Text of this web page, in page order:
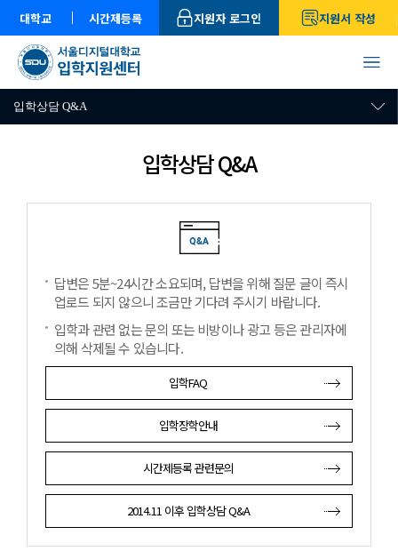
대학교 시간제등록 지원자 로그인 지원서 작성
입학상담 Q&A
입학상담 Q&A
답변은 5분~24시간 소요되며, 답변을 위해 질문 글이 즉시
업로드 되지 않으니 조금만 기다려 주시기 바랍니다.
입학과 관련 없는 문의 또는 비방이나 광고 등은 관리자에
의해 삭제될 수 있습니다.
입학FAQ
입학장학안내
시간제등록 관련문의
2014.11 이후 입학상담 Q&A